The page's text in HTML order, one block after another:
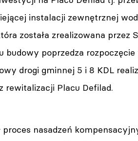
instalacji zewnętrznej
została zrealizowana przez
budowy poprzedza
drogi gminnej 5 i 8 KDL
rewitalizacji Placu Defilad.
nasadzeń